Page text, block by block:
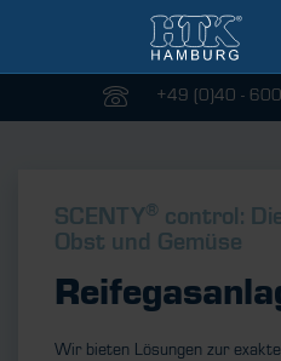
+49 (0)40 -
SCENTY® control:
Obst und Gemüse
Wir bieten Lösungen zur